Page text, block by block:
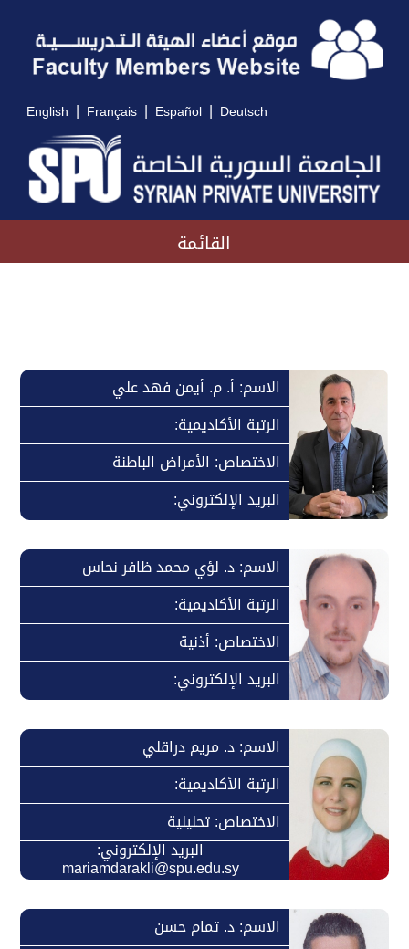
English | Français | Español | Deutsch
القائمة
الاسم: أ. م. أيمن فهد علي
الرتبة الأكاديمية:
الاختصاص: الأمراض الباطنة
البريد الإلكتروني:
الاسم: د. لؤي محمد ظافر نحاس
الرتبة الأكاديمية:
الاختصاص: أذنية
البريد الإلكتروني:
الاسم: د. مريم دراقلي
الرتبة الأكاديمية:
الاختصاص: تحليلية
البريد الإلكتروني:
mariamdarakli@spu.edu.sy
الاسم: د. تمام حسن